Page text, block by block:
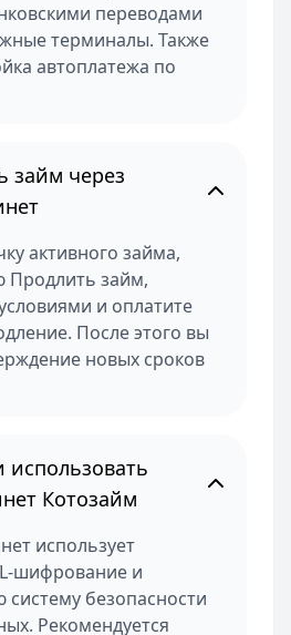
переводами
терминалы. Также
автоплатежа по
займ через
активного займа,
Продлить займ,
и оплатите
После этого вы
новых сроков
использовать
Котозайм
использует
шифрование и
безопасности
Рекомендуется